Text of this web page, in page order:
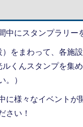
中にスタンプラリー
をまわって、各施
ルくんスタンプを集
。）
に様々なイベント
さい！